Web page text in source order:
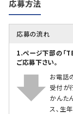
応募方法
応募の流れ
1.ページ下部の「
ご応募下さい。
お電話
受付が
かんた
ス、生